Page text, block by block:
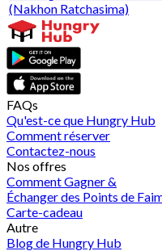
(Nakhon Ratchasima)
FAQs
Qu'est-ce que Hungry Hub
Comment réserver
Contactez-nous
Nos offres
Comment Gagner &
Échanger des Points de
Carte-cadeau
Autre
Blog de Hungry Hub